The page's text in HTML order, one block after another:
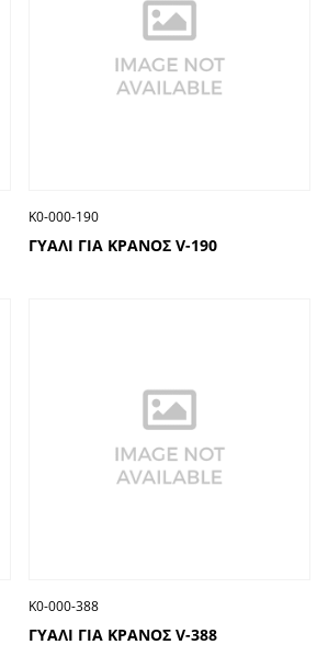
ΓΥΑΛΙ ΓΙΑ ΚΡΑΝΟΣ V-190
Κ0-000-190
ΓΥΑΛΙ ΓΙΑ ΚΡΑΝΟΣ V-388
Κ0-000-388